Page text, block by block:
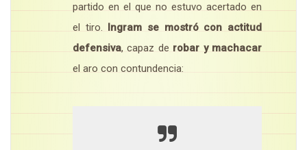
partido en el que no estuvo acertado en
el tiro.
Ingram se mostró con actitud
defensiva, capaz de robar y machacar
el aro con contundencia: